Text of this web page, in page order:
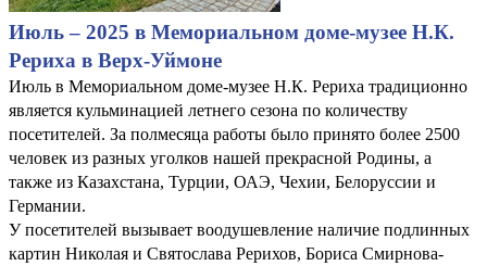
Июль – 2025 в Мемориальном доме-музее Н.К.
Рериха в Верх-Уймоне
Июль в Мемориальном доме-музее Н.К. Рериха традиционно
является кульминацией летнего сезона по количеству
посетителей. За полмесяца работы было принято более 2500
человек из разных уголков нашей прекрасной Родины, а
также из Казахстана, Турции, ОАЭ, Чехии, Белоруссии и
Германии.
У посетителей вызывает воодушевление наличие подлинных
картин Николая и Святослава Рерихов, Бориса Смирнова-